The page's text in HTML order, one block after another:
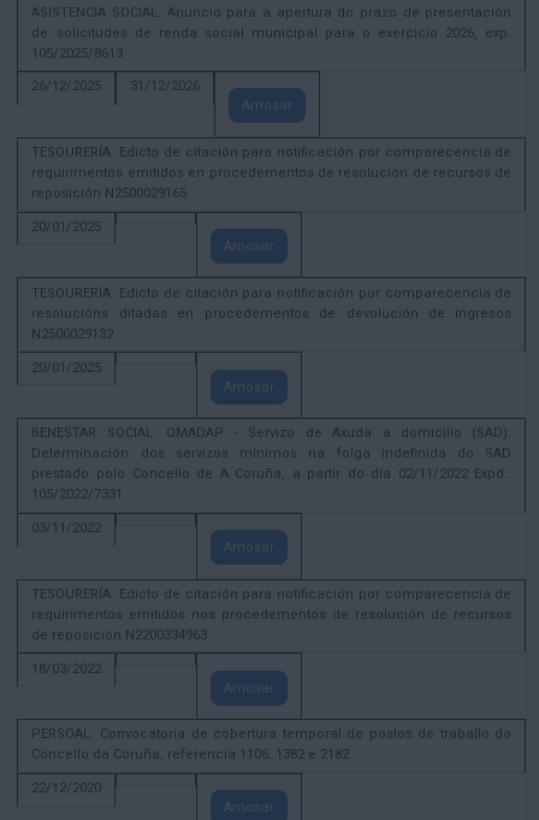
ASISTENCIA SOCIAL. Anuncio para a apertura do prazo de presentación
de solicitudes de renda social municipal para o exercicio 2026, exp.
105/2025/8613
26/12/2025
31/12/2026
Amosar
TESOURERÍA. Edicto de citación para notificación por comparecencia de
requirimentos emitidos en procedementos de resolución de recursos de
reposición N2500029165
20/01/2025
Amosar
TESOURERÍA. Edicto de citación para notificación por comparecencia de
resolucións ditadas en procedementos de devolución de ingresos
N2500029132
20/01/2025
Amosar
BENESTAR SOCIAL. OMADAP - Servizo de Axuda a domicilio (SAD):
Determinación dos servizos mínimos na folga indefinida do SAD
prestado polo Concello de A Coruña, a partir do día 02/11/2022 Expd.:
105/2022/7331
03/11/2022
Amosar
TESOURERÍA. Edicto de citación para notificación por comparecencia de
requirimentos emitidos nos procedementos de resolución de recursos
de reposición N2200334963
18/03/2022
Amosar
PERSOAL. Convocatoria de cobertura temporal de postos de traballo do
Concello da Coruña, referencia 1106, 1382 e 2182
22/12/2020
Amosar